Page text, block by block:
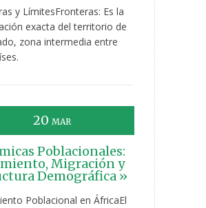
y LímitesFronteras: Es la
exacta del territorio de
zona intermedia entre
20 MAR
Poblacionales:
Migración y
Demográfica »
Poblacional en ÁfricaEl